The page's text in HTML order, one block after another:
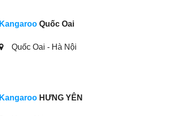
KangarooQuốc Oai
Quốc Oai - Hà Nội
KangarooHƯNG YÊN